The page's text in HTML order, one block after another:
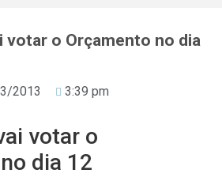
votar o Orçamento no dia
2013 3:39 pm
votar o
dia 12